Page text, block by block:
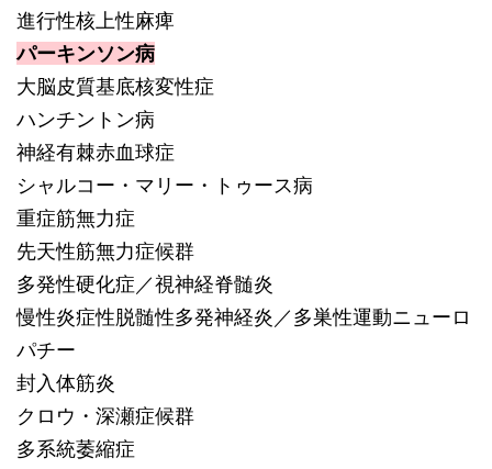
進行性核上性麻痺
パーキンソン病
大脳皮質基底核変性症
ハンチントン病
神経有棘赤血球症
シャルコー・マリー・トゥース病
重症筋無力症
先天性筋無力症候群
多発性硬化症／視神経脊髄炎
慢性炎症性脱髄性多発神経炎／多巣性運動ニューロ
パチー
封入体筋炎
クロウ・深瀬症候群
多系統萎縮症